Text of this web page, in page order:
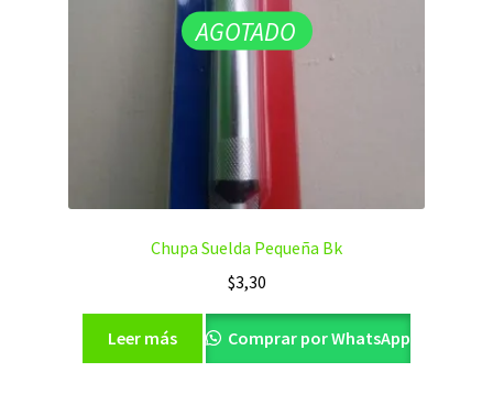
AGOTADO
Chupa Suelda Pequeña Bk
$3,30
Leer más Comprar por WhatsApp